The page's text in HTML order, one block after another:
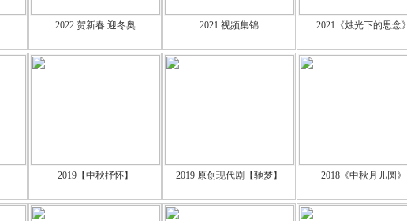
2022 贺新春 迎冬奥 2021 视频集锦 2021《烛光下的思念》
2019【中秋抒怀】 2019 原创现代剧【驰梦】 2018《中秋月儿圆》